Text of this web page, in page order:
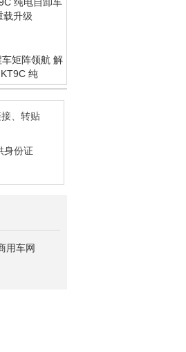
车矩阵领航 解
纯
、转贴
身份证
用车网